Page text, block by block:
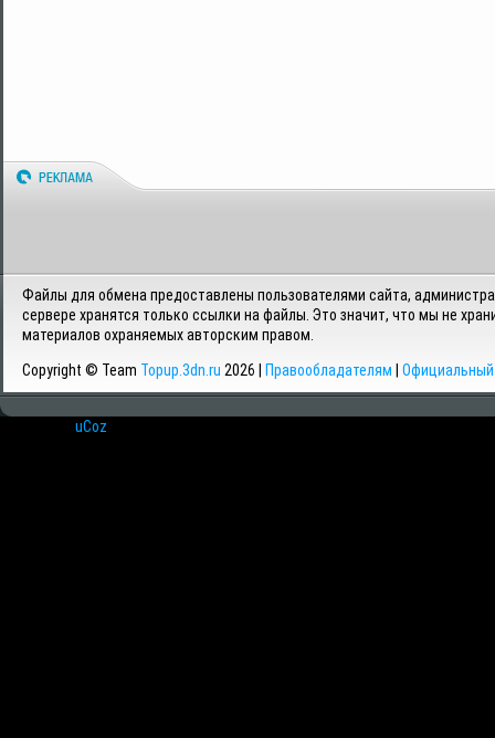
Файлы для обмена предоставлены пользователями сайта,
сервере хранятся только ссылки на файлы. Это значит, что мы не
материалов охраняемых авторским правом.
Copyright © Team Topup.3dn.ru 2026 | Правообладателям Официальный
uCoz